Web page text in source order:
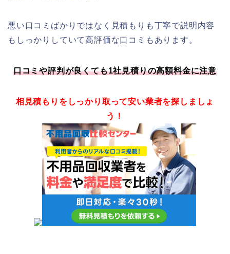
悪い口コミばかりではなく見積もりも丁寧で説明内容
もしっかりしていて高評価な口コミもあります。
口コミや評判が良くても1社見積りの高額料金に注意
相見積もりをしっかり取って安い業者を探しましょ
う！